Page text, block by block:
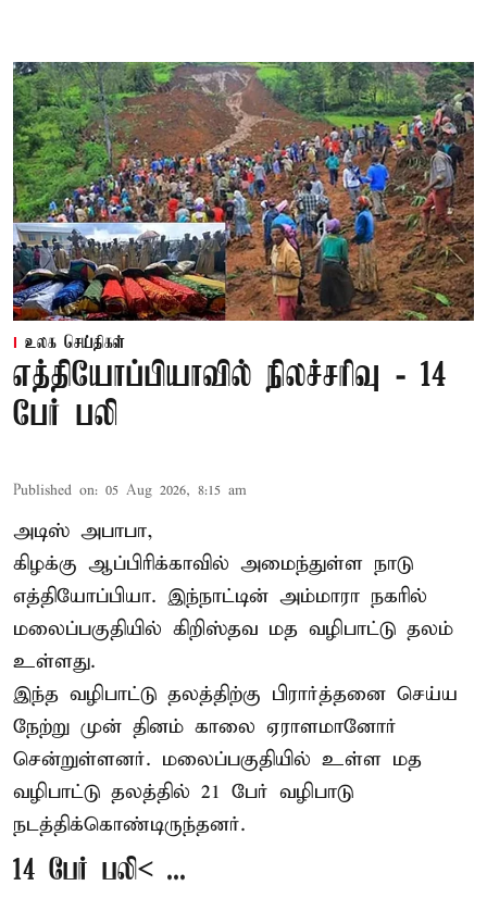
உலக செய்திகள்
எத்தியோப்பியாவில் நிலச்சரிவு - 14
பேர் பலி
Published on: 05 Aug 2026, 8:15 am
அடிஸ் அபாபா,
கிழக்கு ஆப்பிரிக்காவில் அமைந்துள்ள நாடு
எத்தியோப்பியா. இந்நாட்டின் அம்மாரா நகரில்
மலைப்பகுதியில் கிறிஸ்தவ மத வழிபாட்டு தலம்
உள்ளது.
இந்த வழிபாட்டு தலத்திற்கு பிரார்த்தனை செய்ய
நேற்று முன் தினம் காலை ஏராளமானோர்
சென்றுள்ளனர். மலைப்பகுதியில் உள்ள மத
வழிபாட்டு தலத்தில் 21 பேர் வழிபாடு
நடத்திக்கொண்டிருந்தனர்.
14 பேர் பலி< ...